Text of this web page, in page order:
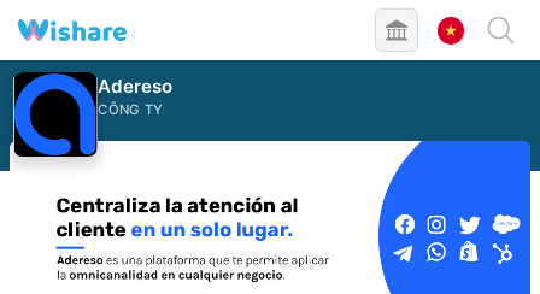
Adereso
CÔNG TY